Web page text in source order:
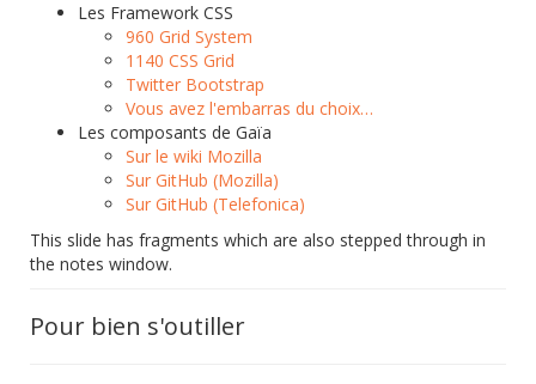
Les Framework CSS
960 Grid System
1140 CSS Grid
Twitter Bootstrap
Vous avez l'embarras du choix…
Les composants de Gaïa
Sur le wiki Mozilla
Sur GitHub (Mozilla)
Sur GitHub (Telefonica)
This slide has fragments which are also stepped through in
the notes window.
Pour bien s'outiller